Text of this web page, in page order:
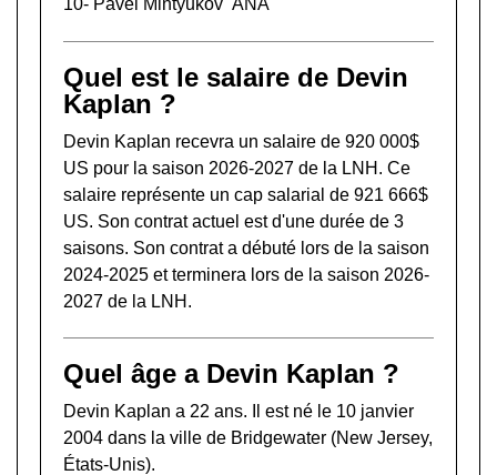
10- Pavel Mintyukov ANA
Quel est le salaire de Devin
Kaplan ?
Devin Kaplan recevra un salaire de 920 000$
US pour la saison 2026-2027 de la LNH. Ce
salaire représente un cap salarial de 921 666$
US. Son contrat actuel est d'une durée de 3
saisons. Son contrat a débuté lors de la saison
2024-2025 et terminera lors de la saison 2026-
2027 de la LNH.
Quel âge a Devin Kaplan ?
Devin Kaplan a 22 ans. Il est né le 10 janvier
2004 dans la ville de Bridgewater (New Jersey,
États-Unis).